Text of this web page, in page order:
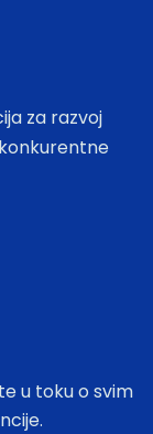
za razvoj
u toku o svim